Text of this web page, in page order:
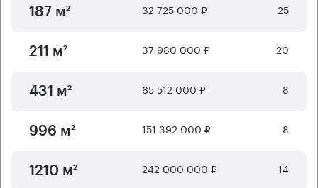
187 м² 32 725 000 ₽ 25
211 м² 37 980 000 ₽ 20
431 м² 65 512 000 ₽ 8
996 м² 151 392 000 ₽ 8
1210 м² 242 000 000 ₽ 14